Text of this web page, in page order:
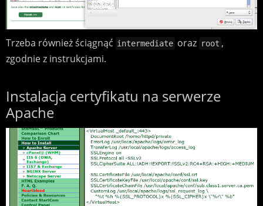
Trzeba również ściągnąć intermediate oraz root ,
zgodnie z instrukcjami.
Instalacja certyfikatu na serwerze
Apache